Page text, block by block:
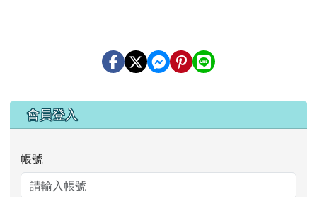
右邊區域內容
會員登入
帳號